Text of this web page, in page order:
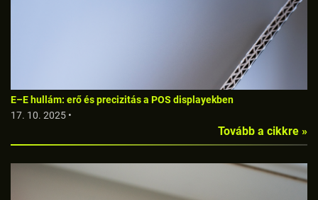
E–E hullám: erő és precizitás a POS displayekben
17. 10. 2025 •
Tovább a cikkre »